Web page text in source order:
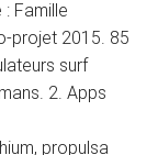
Famille
projet 2015. 85
surf
2. Apps
propulsa